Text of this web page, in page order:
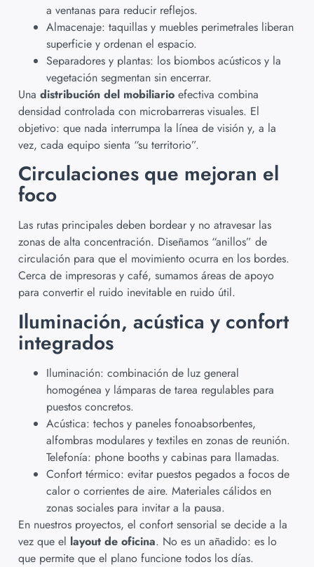
a ventanas para reducir reflejos.
Almacenaje: taquillas y muebles perimetrales liberan
superficie y ordenan el espacio.
Separadores y plantas: los biombos acústicos y la
vegetación segmentan sin encerrar.
Una distribución del mobiliario efectiva combina
densidad controlada con microbarreras visuales. El
objetivo: que nada interrumpa la línea de visión y, a la
vez, cada equipo sienta “su territorio”.
Circulaciones que mejoran el
foco
Las rutas principales deben bordear y no atravesar las
zonas de alta concentración. Diseñamos “anillos” de
circulación para que el movimiento ocurra en los bordes.
Cerca de impresoras y café, sumamos áreas de apoyo
para convertir el ruido inevitable en ruido útil.
Iluminación, acústica y confort
integrados
Iluminación: combinación de luz general
homogénea y lámparas de tarea regulables para
puestos concretos.
Acústica: techos y paneles fonoabsorbentes,
alfombras modulares y textiles en zonas de reunión.
Telefonía: phone booths y cabinas para llamadas.
Confort térmico: evitar puestos pegados a focos de
calor o corrientes de aire. Materiales cálidos en
zonas sociales para invitar a la pausa.
En nuestros proyectos, el confort sensorial se decide a la
vez que el layout de oficina. No es un añadido: es lo
que permite que el plano funcione todos los días.